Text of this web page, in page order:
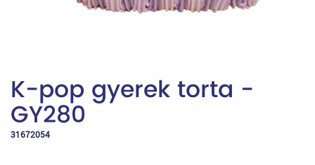
K-pop gyerek torta -
GY280
31672054